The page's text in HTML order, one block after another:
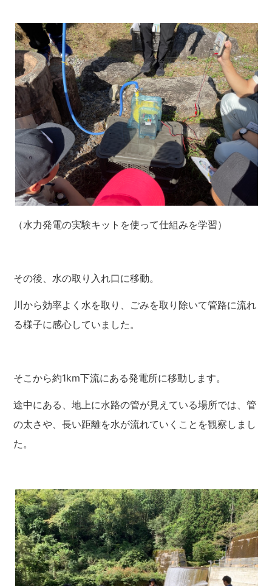
（水力発電の実験キットを使って仕組みを学習）
その後、水の取り入れ口に移動。
川から効率よく水を取り、ごみを取り除いて管路に流れ
る様子に感心していました。
そこから約1km下流にある発電所に移動します。
途中にある、地上に水路の管が見えている場所では、管
の太さや、長い距離を水が流れていくことを観察しまし
た。